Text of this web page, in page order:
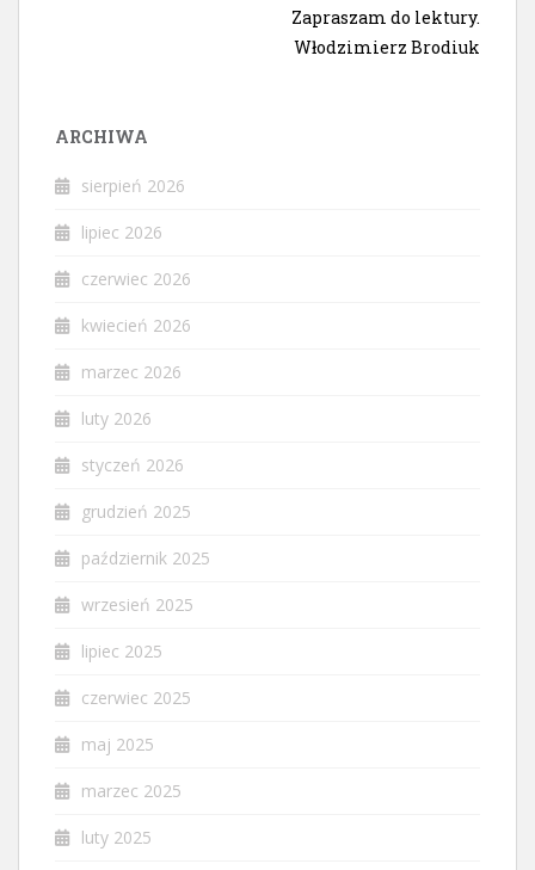
Zapraszam do lektury.
Włodzimierz Brodiuk
ARCHIWA
sierpień 2026
lipiec 2026
czerwiec 2026
kwiecień 2026
marzec 2026
luty 2026
styczeń 2026
grudzień 2025
październik 2025
wrzesień 2025
lipiec 2025
czerwiec 2025
maj 2025
marzec 2025
luty 2025